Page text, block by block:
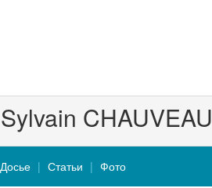
Sylvain CHAUVEAU
Досье Статьи Фото